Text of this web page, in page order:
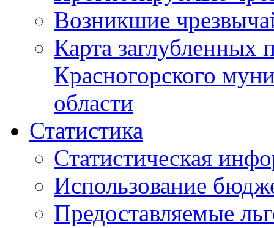
Возникшие
Карта
Красногорского
области
Статистика
Статистическая
Использование
Предоставляемые